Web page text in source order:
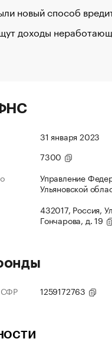
новый способ
доходы
31 января 2023
7300
Управление
Ульяновской
432017, Россия,
Гончарова, д. 19
СФР 1259172763